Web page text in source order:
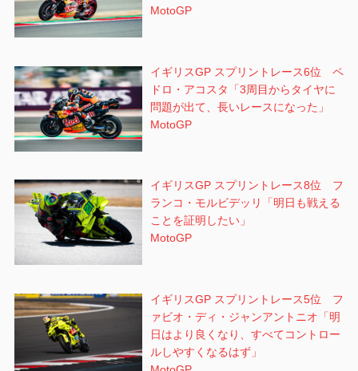
MotoGP
イギリスGP スプリントレース6位 ペ
ドロ・アコスタ「3周目からタイヤに
問題が出て、長いレースになった」
MotoGP
イギリスGP スプリントレース8位 フ
ランコ・モルビデッリ「明日も戦える
ことを証明したい」
MotoGP
イギリスGP スプリントレース5位 フ
ァビオ・ディ・ジャンアントニオ「明
日はより良くなり、すべてコントロー
ルしやすくなるはず」